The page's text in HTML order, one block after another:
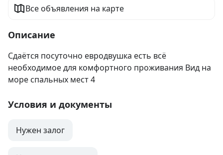
Все объявления на карте
Описание
Сдаётся посуточно евродвушка есть всё
необходимое для комфортного проживания Вид на
море спальных мест 4
Условия и документы
Нужен залог